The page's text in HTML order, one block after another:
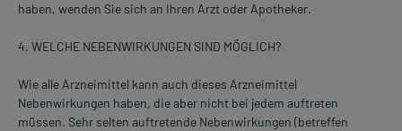
haben, wenden Sie sich an Ihren Arzt oder Apotheker.
4. WELCHE NEBENWIRKUNGEN SIND MÖGLICH?
Wie alle Arzneimittel kann auch dieses Arzneimittel
Nebenwirkungen haben, die aber nicht bei jedem auftreten
müssen. Sehr selten auftretende Nebenwirkungen (betreffen